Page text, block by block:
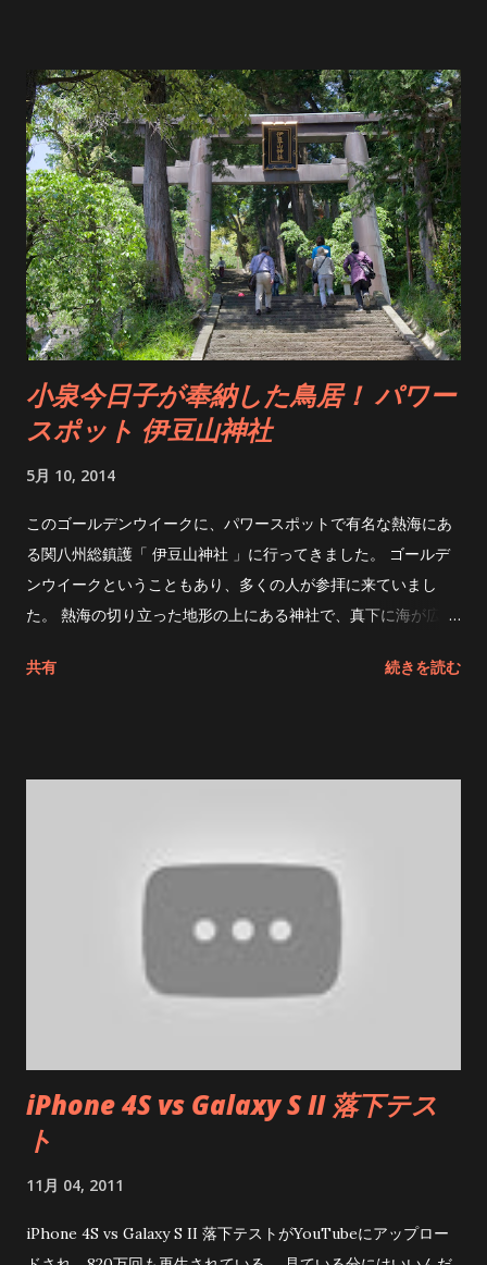
りに行ってきました。 2度ほど寒川神社にはお参りに来ました
が、初めておみくじを引くことにしました。 家族全員おみくじ
を引きましたが、息子が引いたおみくじが「大大吉」 普通のお
みくじは白紙ですが、「大大吉」のおみくじは金色で、滅多に
出ない非常に珍しいおみくじだそうです。 早朝から非常に多く
の人がおみくじを引いていましたが、珍しいおみくじに人だか
りが出来てしまいました。 小学校2年生の息子には、まだピン
ときていない感じでしたが、この運を大人になるまで持ち続け
て欲しいと思ってしまいました！親ばかですね！！ 大きな地図
で見る
小泉今日子が奉納した鳥居！ パワー
スポット 伊豆山神社
5月 10, 2014
このゴールデンウイークに、パワースポットで有名な熱海にあ
る関八州総鎮護「 伊豆山神社 」に行ってきました。 ゴールデ
ンウイークということもあり、多くの人が参拝に来ていまし
た。 熱海の切り立った地形の上にある神社で、真下に海が広が
上に上がると本殿があります。 伊豆山神社の守り神「赤白二
の「白山神社」縁結びの神様を奉る「結明神社」があり、山道
なのでスニーカーで行くことをオススメします。 本殿右脇に本
宮までの参道があり、上の写真のような案内板が設置されてい
いるようですが、途中足場の悪いところも沢山あります。 白山
が岩から「気」をもらっている光景が見られました。 ここまで
は、迷うこともなく上がれますが、この先は「この道で大丈
夫？」と思うような山道が続いています。 白山神社の前を通り
まで出れば、整地された遊歩道が出てくるので、ここまで来れ
ば悪路からは開放になります。 途中に看板や地図もあります
が、イマイチ位置関係が分かりにくいと思います。 写真の伊豆
共有 続きを読む
iPhone 4S vs Galaxy S II 落下テス
ト
11月 04, 2011
iPhone 4S vs Galaxy S II 落下テストがYouTubeにアップロー